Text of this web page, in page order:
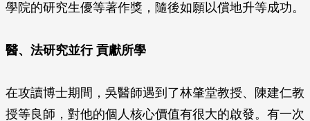
學院的研究生優等著作獎，隨後如願以償地升等成功。
醫、法研究並行 貢獻所學
在攻讀博士期間，吳醫師遇到了林肇堂教授、陳建仁教
授等良師，對他的個人核心價值有很大的啟發。有一次